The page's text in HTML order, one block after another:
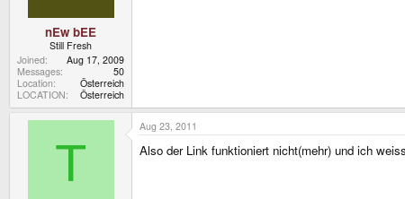
nEw bEE
Still Fresh
Joined
Aug 17, 2009
Messages
50
Location
Österreich
LOCATION
Österreich
T
Aug 23, 2011
Also der Link funktioniert nicht(mehr) und ich